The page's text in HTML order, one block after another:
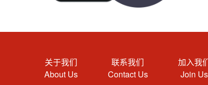
关于我们
About Us
联系我们
Contact Us
加入我
Join Us